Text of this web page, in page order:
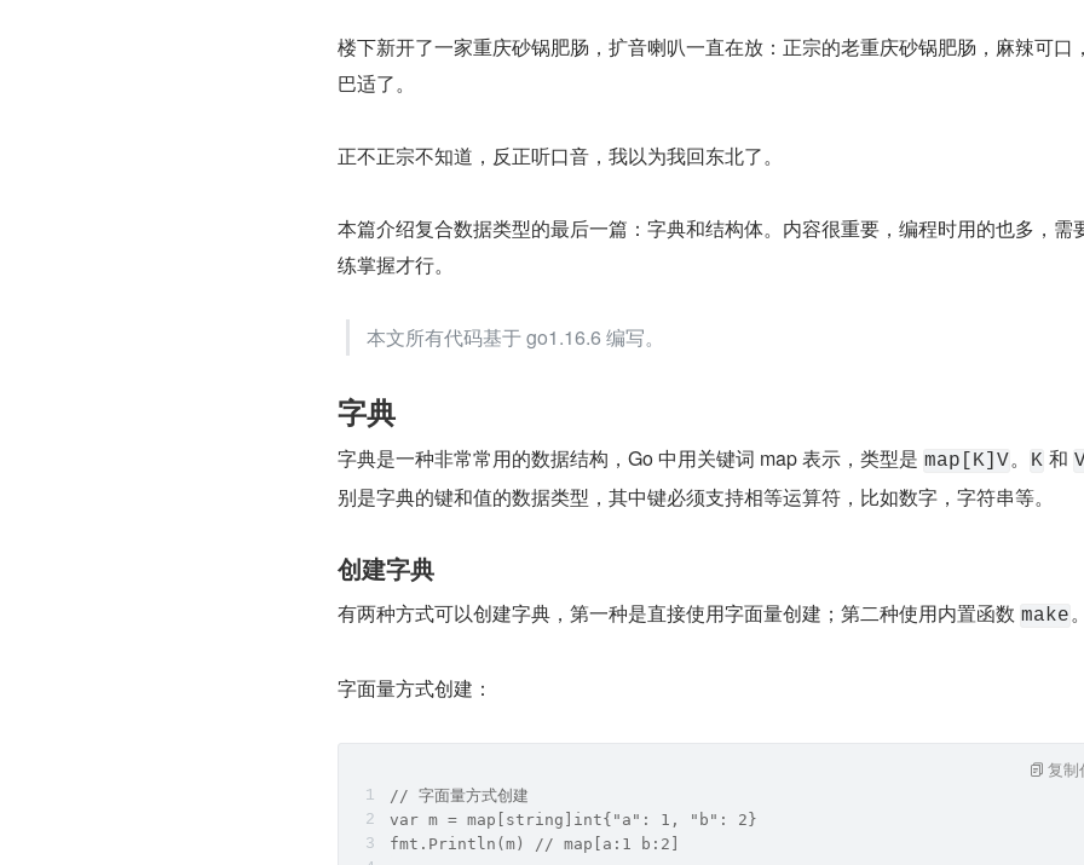
楼下新开了一家重庆砂锅肥肠，扩音喇叭一直在放：正宗的老重庆砂锅肥肠，麻辣可口
巴适了。
正不正宗不知道，反正听口音，我以为我回东北了。
本篇介绍复合数据类型的最后一篇：字典和结构体。内容很重要，编程时用的也多，需
练掌握才行。
本文所有代码基于 go1.16.6 编写。
字典
字典是一种非常常用的数据结构，Go 中用关键词 map 表示，类型是 map[K]V。 K 和
别是字典的键和值的数据类型，其中键必须支持相等运算符，比如数字，字符串等。
创建字典
有两种方式可以创建字典，第一种是直接使用字面量创建；第二种使用内置函数 make
字面量方式创建：
// 字面量方式创建
var m = map[string]int{"a": 1, "b": 2}
fmt.Println(m) // map[a:1 b:2]
复制